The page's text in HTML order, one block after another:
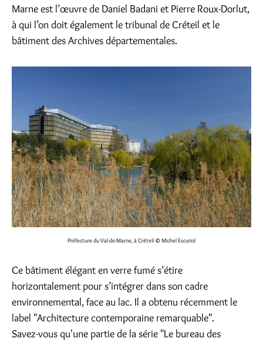
Marne est l’œuvre de Daniel Badani et Pierre Roux-Dorlut,
à qui l’on doit également le tribunal de Créteil et le
bâtiment des Archives départementales.
Préfecture du Val-de-Marne, à Créteil © Michel Escuriol
Ce bâtiment élégant en verre fumé s’étire
horizontalement pour s’intégrer dans son cadre
environnemental, face au lac. Il a obtenu récemment le
label "Architecture contemporaine remarquable".
Savez-vous qu'une partie de la série "Le bureau des